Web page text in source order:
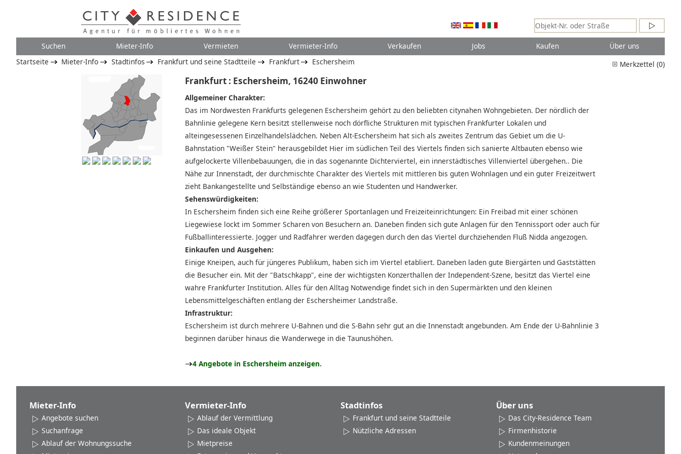
Suchen Mieter-Info Vermieten Vermieter-Info Verkaufen Jobs Kaufen
Über uns
Merkzettel (0)
Startseite Mieter-Info Stadtinfos Frankfurt und seine Stadtteile Frankfurt Eschersheim
Frankfurt : Eschersheim, 16240 Einwohner
Allgemeiner Charakter:
Das im Nordwesten Frankfurts gelegenen Eschersheim gehört zu den beliebten citynahen Wohngebieten. Der nördlich der
Bahnlinie gelegene Kern besitzt stellenweise noch dörfliche Strukturen mit typischen Frankfurter Lokalen und
alteingesessenen Einzelhandelslädchen. Neben Alt-Eschersheim hat sich als zweites Zentrum das Gebiet um die U-
Bahnstation "Weißer Stein" herausgebildet Hier im südlichen Teil des Viertels finden sich sanierte Altbauten ebenso wie
aufgelockerte Villenbebauungen, die in das sogenannte Dichterviertel, ein innerstädtisches Villenviertel übergehen.. Die
Nähe zur Innenstadt, der durchmischte Charakter des Viertels mit mittleren bis guten Wohnlagen und ein guter Freizeitwert
zieht Bankangestellte und Selbständige ebenso an wie Studenten und Handwerker.
Sehenswürdigkeiten:
In Eschersheim finden sich eine Reihe größerer Sportanlagen und Freizeiteinrichtungen: Ein Freibad mit einer schönen
Liegewiese lockt im Sommer Scharen von Besuchern an. Daneben finden sich gute Anlagen für den Tennissport oder auch für
Fußballinteressierte. Jogger und Radfahrer werden dagegen durch den das Viertel durchziehenden Fluß Nidda angezogen.
Einkaufen und Ausgehen:
Einige Kneipen, auch für jüngeres Publikum, haben sich im Viertel etabliert. Daneben laden gute Biergärten und Gaststätten
die Besucher ein. Mit der "Batschkapp", eine der wichtigsten Konzerthallen der Independent-Szene, besitzt das Viertel eine
wahre Frankfurter Institution. Alles für den Alltag Notwendige findet sich in den Supermärkten und den kleinen
Lebensmittelgeschäften entlang der Eschersheimer Landstraße.
Infrastruktur:
Eschersheim ist durch mehrere U-Bahnen und die S-Bahn sehr gut an die Innenstadt angebunden. Am Ende der U-Bahnlinie 3
beginnen darüber hinaus die Wanderwege in die Taunushöhen.
4 Angebote in Eschersheim anzeigen.
Mieter-Info
Angebote suchen
Suchanfrage
Ablauf der Wohnungssuche
Vermieter-Info
Ablauf der Vermittlung
Das ideale Objekt
Mietpreise
Stadtinfos
Frankfurt und seine Stadtteile
Nützliche Adressen
Über uns
Das City-Residence Team
Firmenhistorie
Kundenmeinungen